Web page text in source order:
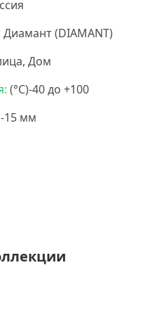
Диамант(DIAMANT)
Дом
(°C)-40 до +100
15 мм